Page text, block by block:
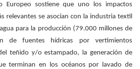
Europeo sostiene que uno los impactos
relevantes se asocian con la industria textil
para la producción (79.000 millones de
de fuentes hídricas por vertimientos
teñido y/o estampado, la generación de
terminan en los océanos por lavado de